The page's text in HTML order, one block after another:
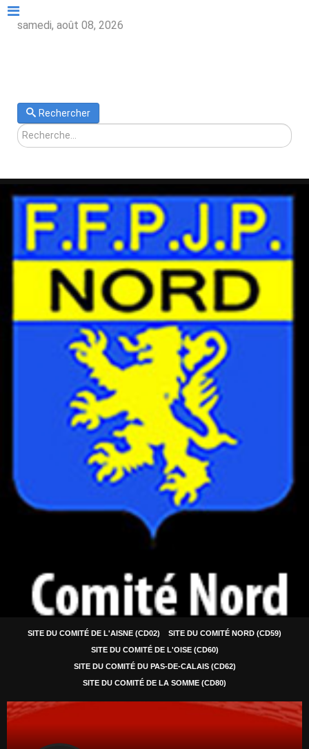
samedi, août 08, 2026
Rechercher
SITE DU COMITÉ DE L'AISNE (CD02)
SITE DU COMITÉ NORD (CD59)
SITE DU COMITÉ DE L'OISE (CD60)
SITE DU COMITÉ DU PAS-DE-CALAIS (CD62)
SITE DU COMITÉ DE LA SOMME (CD80)